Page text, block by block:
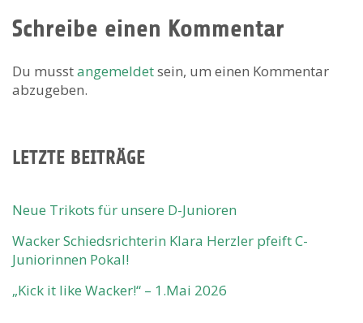
Schreibe einen Kommentar
Du musstangemeldetsein, um einen Kommentar
abzugeben.
LETZTE BEITRÄGE
Neue Trikots für unsere D-Junioren
Wacker Schiedsrichterin Klara Herzler pfeift C-
Juniorinnen Pokal!
„Kick it like Wacker!“ – 1.Mai 2026